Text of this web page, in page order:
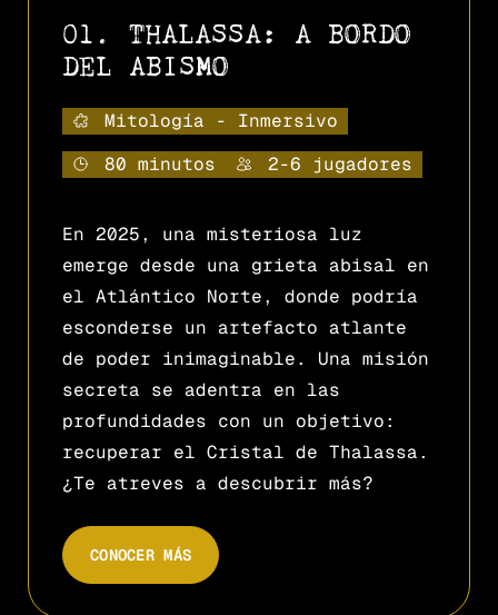
01. THALASSA: A BORDO
DEL ABISMO
Mitología - Inmersivo
80 minutos
2-6 jugadores
En 2025, una misteriosa luz
emerge desde una grieta abisal en
el Atlántico Norte, donde podría
esconderse un artefacto atlante
de poder inimaginable. Una misión
secreta se adentra en las
profundidades con un objetivo:
recuperar el Cristal de Thalassa.
¿Te atreves a descubrir más?
CONOCER MÁS